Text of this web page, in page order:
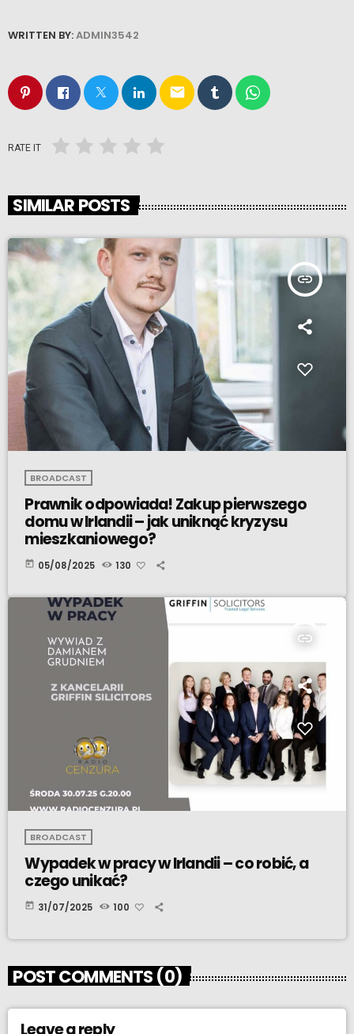
WRITTEN BY:ADMIN3542
email
RATE IT
SIMILAR POSTS
insert_link
BROADCAST
Prawnik odpowiada! Zakup pierwszego
domu w Irlandii – jak uniknąć kryzysu
mieszkaniowego?
today 05/08/2025 130
insert_link
BROADCAST
Wypadek w pracy w Irlandii – co robić, a
czego unikać?
today 31/07/2025 100
POST COMMENTS (0)
Leave a reply